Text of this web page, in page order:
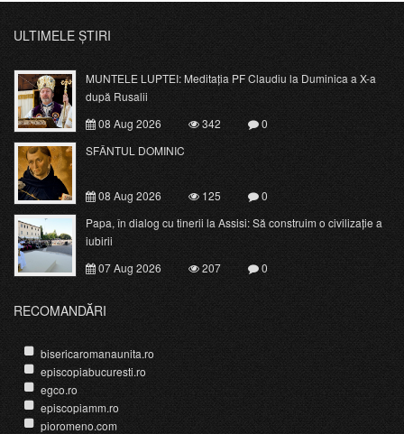
ULTIMELE ȘTIRI
MUNTELE LUPTEI: Meditația PF Claudiu la Duminica a X-a
după Rusalii
08 Aug 2026
342
0
SFÂNTUL DOMINIC
08 Aug 2026 125
0
Papa, în dialog cu tinerii la Assisi: Să construim o civilizație a
iubirii
07 Aug 2026
207 0
RECOMANDĂRI
bisericaromanaunita.ro
episcopiabucuresti.ro
egco.ro
episcopiamm.ro
pioromeno.com